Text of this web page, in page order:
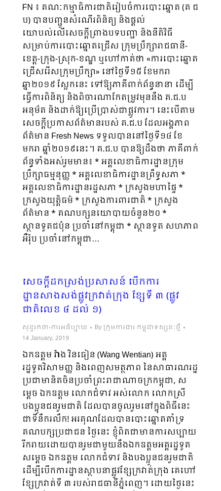
FN ៖ គណៈកម្មាធិការជាតិរៀបចំការបោះឆ្នោត (គ ជ
ប) បានបញ្ជូនសំណើរពិនិត្យ និងផ្តល់
យោបល់លើសេចក្តីព្រាងបទបញ្ជា និងនីតិវិធី
សម្រាប់ការបោះឆ្នោតជ្រើស ក្រុមប្រឹក្សារាជធានី-
ខេត្ត-ក្រុង-ស្រុក-ខណ្ឌ ឬហៅកាត់ថា «ការបោះឆ្នោត
ជ្រើសរើសក្រុមប្រឹក្សា» នៅថ្ងៃទី១៥ ខែមករា
ឆ្នា២០១៩ ស្អែកនេះ ទៅឱ្យភាគីពាក់ព័ន្ធនានា ដើម្បី
ធ្វើការពិនិត្យ និងពិចារណាកែតម្រូវមុននឹង គ.ជ.ប
អនុម័ត និងដាក់ឱ្យប្រើប្រាស់ជាផ្លូវការ។ នេះបើតាម
សេចក្តីប្រកាសព័ត៌មានរបស់ ​គ.ជ.ប ដែលអង្គភាព
ព័ត៌មាន Fresh News ទទួលបាននៅថ្ងៃទី១៤ ខែ
មករា ឆ្នាំ២០១៩នេះ។ គ.ជ.ប បានឱ្យដឹងថា ភាគីពាក់
ព័ន្ធទាំងអស់រួមមាន៖ * អគ្គលេខាធិការដ្ឋានក្រុម
ប្រឹក្សាធម្មនុញ្ញ * អគ្គលេខាធិការដ្ឋានព្រឹទ្ធសភា *
អគ្គលេខាធិការដ្ឋានរដ្ឋសភា * ក្រសួងមហាផ្ទៃ *
ក្រសួងយុត្តិធម៌ * ក្រសួងការពារជាតិ * ក្រសួង
ព័ត៌មាន * គណបក្សនយោបាយចំនួន២០ *
ស្ថានទូតជប៉ុន ប្រចាំនៅកម្ពុជា * ស្ថានទូត សហភាព
អឺរ៉ុប ប្រចាំនៅកម្ពុជា…
សេចក្ដីដកស្រង់ប្រសាសន៍ បើកការ
ដ្ឋានសាងសង់ផ្លូវក្រវាត់ក្រុង ខ្សែទី ៣ (ផ្លូវ
ជាតិលេខ ៤ ដល់ ១)
សុន្ទរកថា-ការអធិប្បាយ By ក្រុមការងារ កម្ពុជាទស្សនៈថ្មី
14 January, 2019
ឯកឧត្តម វ៉ាង វិនធៀន (Wang Wentian) អគ្គ
រដ្ឋទូតវិសាមញ្ញ និងពេញសមត្ថភាព នៃសាធារណរដ្ឋ
ប្រជាមានិតចិនប្រចាំព្រះរាជាណាចក្រកម្ពុជា, ស
ម្តេច ​ឯកឧត្តម លោកជំទាវ អស់លោក លោកស្រី
បងប្អូនជនរួមជាតិ​ ដែលបានចូលរួមនៅក្នុងពិធីនេះ
ជាទីនឹករលឹក! អរគុណដែលបានបោះឆ្នោតគាំទ្រ
គណបក្សប្រជាជន ថ្ងៃនេះ ខ្ញុំពិតជាមានការសប្បាយ
រីករាយដោយបានរួមជាមួយនឹងឯកឧត្តមអគ្គរដ្ឋទូត
សម្តេច ឯកឧត្តម លោកជំទាវ និងបងប្អូនជនរួមជាតិ
ដើម្បីបើកការដ្ឋានស្ថាបនាផ្លូវខ្សែក្រវាត់ក្រុង គេហៅ
ខ្សែក្រវាត់ទី ៣ របស់រាជធានីភ្នំពេញ។ ដោយថ្ងៃនេះ